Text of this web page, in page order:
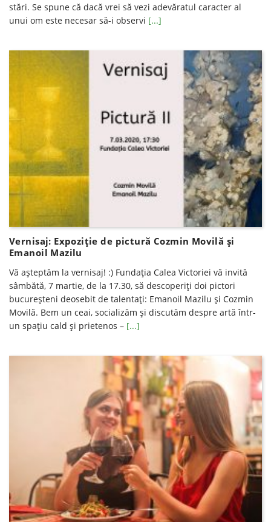
stări. Se spune că dacă vrei să vezi adevăratul caracter al
unui om este necesar să-i observi [...]
Vernisaj: Expoziţie de pictură Cozmin Movilă şi
Emanoil Mazilu
Vă așteptăm la vernisaj! :) Fundația Calea Victoriei vă invită
sâmbătă, 7 martie, de la 17.30, să descoperiți doi pictori
bucureșteni deosebit de talentați: Emanoil Mazilu și Cozmin
Movilă. Bem un ceai, socializăm și discutăm despre artă într-
un spațiu cald și prietenos – [...]